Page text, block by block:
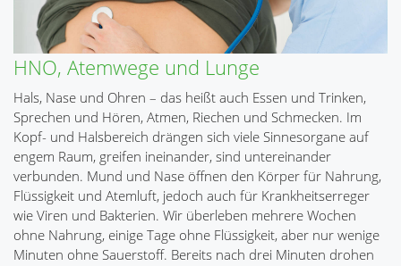
HNO, Atemwege und Lunge
Hals, Nase und Ohren – das heißt auch Essen und Trinken,
Sprechen und Hören, Atmen, Riechen und Schmecken. Im
Kopf- und Halsbereich drängen sich viele Sinnesorgane auf
engem Raum, greifen ineinander, sind untereinander
verbunden. Mund und Nase öffnen den Körper für Nahrung,
Flüssigkeit und Atemluft, jedoch auch für Krankheitserreger
wie Viren und Bakterien. Wir überleben mehrere Wochen
ohne Nahrung, einige Tage ohne Flüssigkeit, aber nur wenige
Minuten ohne Sauerstoff. Bereits nach drei Minuten drohen